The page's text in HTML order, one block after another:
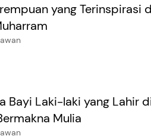
yang Terinspirasi
Bayi Laki-laki yang Lahir
Mulia